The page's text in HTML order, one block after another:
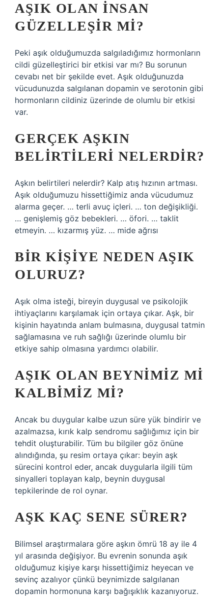
AŞIK OLAN INSAN
GÜZELLEŞIR MI?
Peki aşık olduğumuzda salgıladığımız hormonların
cildi güzelleştirici bir etkisi var mı? Bu sorunun
cevabı net bir şekilde evet. Aşık olduğunuzda
vücudunuzda salgılanan dopamin ve serotonin gibi
hormonların cildiniz üzerinde de olumlu bir etkisi
var.
GERÇEK AŞKIN
BELIRTILERI NELERDIR?
Aşkın belirtileri nelerdir? Kalp atış hızının artması.
Aşık olduğumuzu hissettiğimiz anda vücudumuz
alarma geçer. … terli avuç içleri. … ton değişikliği.
… genişlemiş göz bebekleri. … öfori. … taklit
etmeyin. … kızarmış yüz. … mide ağrısı
BIR KIŞIYE NEDEN AŞIK
OLURUZ?
Aşık olma isteği, bireyin duygusal ve psikolojik
ihtiyaçlarını karşılamak için ortaya çıkar. Aşk, bir
kişinin hayatında anlam bulmasına, duygusal tatmin
sağlamasına ve ruh sağlığı üzerinde olumlu bir
etkiye sahip olmasına yardımcı olabilir.
AŞIK OLAN BEYNIMIZ MI
KALBIMIZ MI?
Ancak bu duygular kalbe uzun süre yük bindirir ve
azalmazsa, kırık kalp sendromu sağlığımız için bir
tehdit oluşturabilir. Tüm bu bilgiler göz önüne
alındığında, şu resim ortaya çıkar: beyin aşk
sürecini kontrol eder, ancak duygularla ilgili tüm
sinyalleri toplayan kalp, beynin duygusal
tepkilerinde de rol oynar.
AŞK KAÇ SENE SÜRER?
Bilimsel araştırmalara göre aşkın ömrü 18 ay ile 4
yıl arasında değişiyor. Bu evrenin sonunda aşık
olduğumuz kişiye karşı hissettiğimiz heyecan ve
sevinç azalıyor çünkü beynimizde salgılanan
dopamin hormonuna karşı bağışıklık kazanıyoruz.